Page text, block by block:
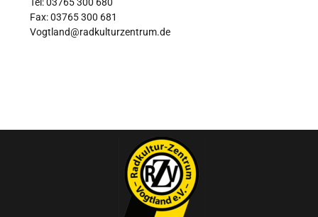
Fax: 03765 300 681
Vogtland@radkulturzentrum.de